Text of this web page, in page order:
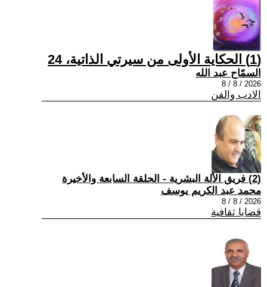
(1) الحكاية الأولى من سيرتي الذاتية، 24
السمّاح عبد الله
2026 / 8 / 8
الادب والفن
(2) فريق الألة البشرية - الحلقة السابعة والأخيرة
محمد عبد الكريم يوسف
2026 / 8 / 8
قضايا ثقافية